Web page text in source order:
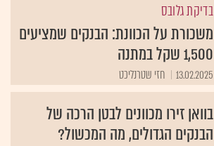
בדיקת גלובס
משכורת על הכוונת: הבנקים שמציעים
1,500 שקל במתנה
13.02.2025 חזי שטרנליכט
בוואן זירו מכוונים לבטן הרכה של
הבנקים הגדולים, מה המכשול?